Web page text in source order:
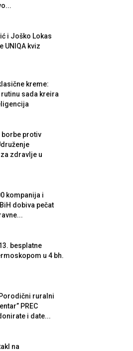
i Joško Lokas
UNIQA kviz
kreme:
rutinu sada kreira
borbe protiv
zdravlje u
kompanija i
dobiva pečat
besplatne
u 4 bh.
ruralni
PREC
i date...
na